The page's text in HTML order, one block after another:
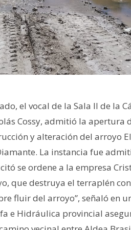
el vocal de la Sala II de la
Cossy, admitió la apertura
y alteración del arroyo
La instancia fue
se ordene a la empresa
que destruya el terraplén
fluir del arroyo”, señaló en
e Hidráulica provincial